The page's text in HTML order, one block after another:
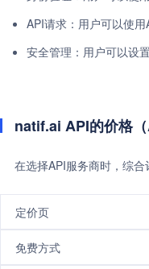
API请求：用户可以使
安全管理：用户可以设
natif.ai API的价格（
在选择API服务商时，综
定价页
免费方式